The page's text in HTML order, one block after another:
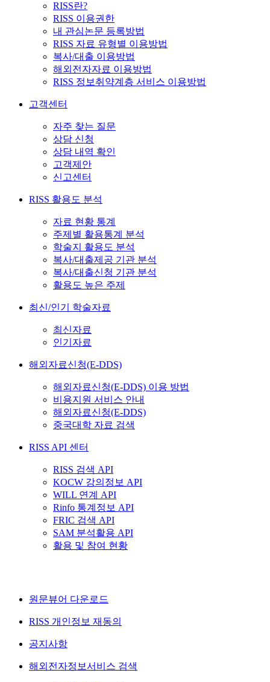
RISS란?
RISS 이용권한
내 관심논문 등록방법
RISS 자료 유형별 이용방법
복사/대출 이용방법
해외전자자료 이용방법
RISS 정보취약계층 서비스 이용방법
고객센터
자주 찾는 질문
상담 신청
상담 내역 확인
고객제안
신고센터
RISS 활용도 분석
자료 현황 통계
주제별 활용통계 분석
학술지 활용도 분석
복사/대출제공 기관 분석
복사/대출신청 기관 분석
활용도 높은 주제
최신/인기 학술자료
최신자료
인기자료
해외자료신청(E-DDS)
해외자료신청(E-DDS) 이용 방법
비용지원 서비스 안내
해외자료신청(E-DDS)
중국대학 자료 검색
RISS API 센터
RISS 검색 API
KOCW 강의정보 API
WILL 연계 API
Rinfo 통계정보 API
FRIC 검색 API
SAM 분석활용 API
활용 및 참여 현황
원문뷰어 다운로드
RISS 개인정보 재동의
공지사항
해외전자정보서비스 검색